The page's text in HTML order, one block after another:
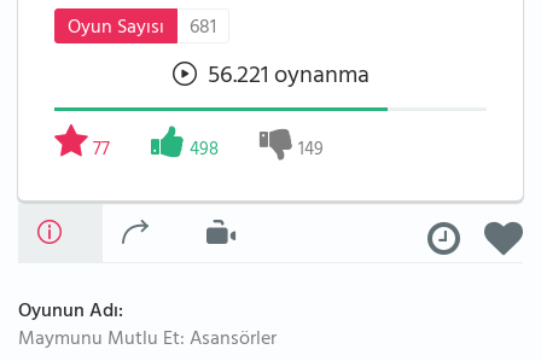
Oyun Sayısı
681
56.221 oynanma
77 498 149
Oyunun Adı:
Maymunu Mutlu Et: Asansörler